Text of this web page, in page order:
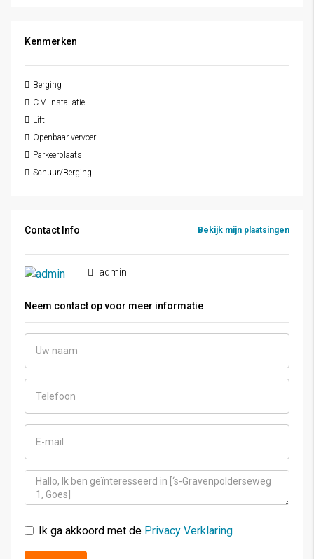
Kenmerken
Berging
C.V. Installatie
Lift
Openbaar vervoer
Parkeerplaats
Schuur/Berging
Contact Info Bekijk mijn plaatsingen
admin
Neem contact op voor meer informatie
Ik ga akkoord met de Privacy Verklaring